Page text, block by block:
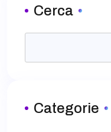
Cerca
Categorie